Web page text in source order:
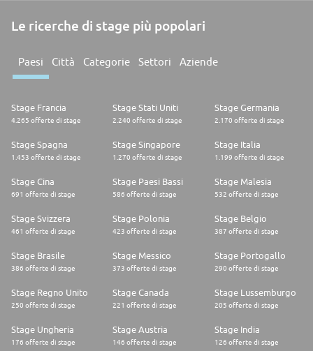
Le ricerche di stage più popolari
Paesi Città Categorie Settori Aziende
Stage Francia
4.265 offerte di stage
Stage Stati Uniti
2.240 offerte di stage
Stage Germania
2.170 offerte di stage
Stage Spagna
1.453 offerte di stage
Stage Singapore
1.270 offerte di stage
Stage Italia
1.199 offerte di stage
Stage Cina
691 offerte di stage
Stage Paesi Bassi
586 offerte di stage
Stage Malesia
532 offerte di stage
Stage Svizzera
461 offerte di stage
Stage Polonia
423 offerte di stage
Stage Belgio
387 offerte di stage
Stage Brasile
386 offerte di stage
Stage Messico
373 offerte di stage
Stage Portogallo
290 offerte di stage
Stage Regno Unito
250 offerte di stage
Stage Canada
221 offerte di stage
Stage Lussemburgo
205 offerte di stage
Stage Ungheria
176 offerte di stage
Stage Austria
146 offerte di stage
Stage India
126 offerte di stage